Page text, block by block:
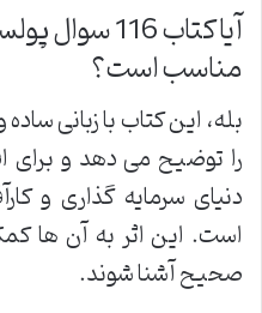
آیا کتاب 116
مناسب است؟
بله، این کتاب با زبانی
را توضیح می دهد و برای
دنیای سرمایه گذاری و
است. این اثر به آن ها
صحیح آشنا شوند.